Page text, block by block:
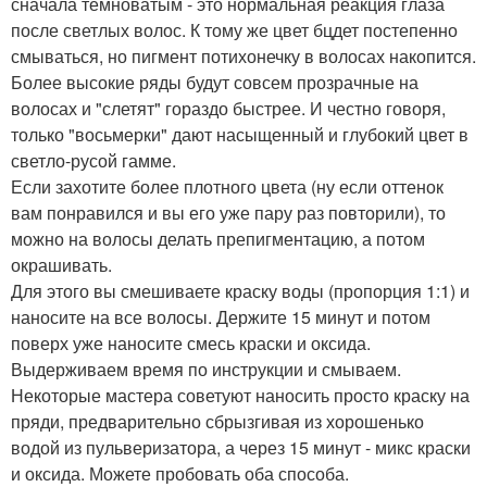
после светлых волос. К тому же цвет бцдет постепенно
смываться, но пигмент потихонечку в волосах накопится.
Более высокие ряды будут совсем прозрачные на
волосах и "слетят" гораздо быстрее. И честно говоря,
только "восьмерки" дают насыщенный и глубокий цвет в
светло-русой гамме.
Если захотите более плотного цвета (ну если оттенок
вам понравился и вы его уже пару раз повторили), то
можно на волосы делать препигментацию, а потом
окрашивать.
Для этого вы смешиваете краску воды (пропорция 1:1) и
наносите на все волосы. Держите 15 минут и потом
поверх уже наносите смесь краски и оксида.
Выдерживаем время по инструкции и смываем.
Некоторые мастера советуют наносить просто краску на
пряди, предварительно сбрызгивая из хорошенько
водой из пульверизатора, а через 15 минут - микс краски
и оксида. Можете пробовать оба способа.